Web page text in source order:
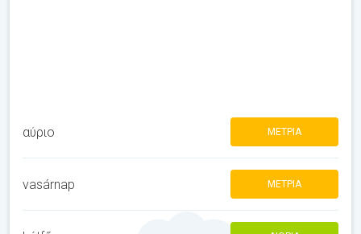
αύριο ΜΈΤΡΙΑ
vasárnap ΜΈΤΡΙΑ